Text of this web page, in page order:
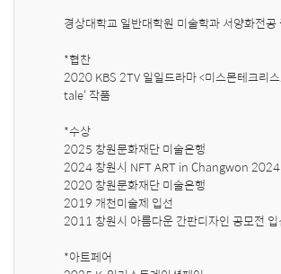
경상대학교 일반대학원 미술학과 서양화전공
*협찬
2020 KBS 2TV 일일드라마 <미스몬테크리스
tale‘ 작품
*수상
2025 창원문화재단 미술은행
2024 창원시 NFT ART in Changwon
2020 창원문화재단 미술은행
2019 개천미술제 입선
2011 창원시 아름다운 간판디자인 공모전 입
*아트페어